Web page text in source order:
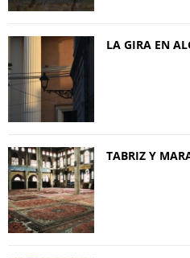
LA GIRA EN
TABRIZ Y